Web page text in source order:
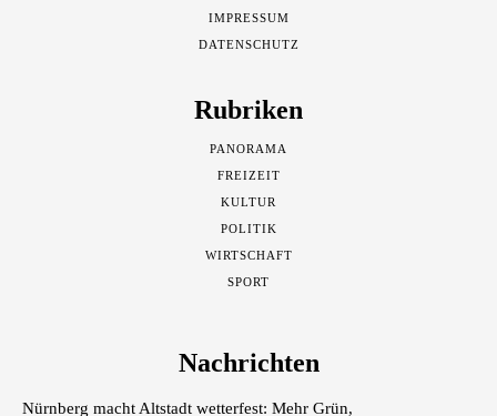
IMPRESSUM
DATENSCHUTZ
Rubriken
PANORAMA
FREIZEIT
KULTUR
POLITIK
WIRTSCHAFT
SPORT
Nachrichten
Nürnberg macht Altstadt wetterfest: Mehr Grün,